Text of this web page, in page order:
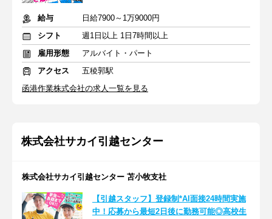
給与
日給7900～1万9000円
シフト
週1日以上 1日7時間以上
雇用形態
アルバイト・パート
アクセス
五稜郭駅
函港作業株式会社の求人一覧を見る
株式会社サカイ引越センター
株式会社サカイ引越センター 苫小牧支社
【引越スタッフ】登録制*AI面接24時間実施
中！応募から最短2日後に勤務可能◎高校生